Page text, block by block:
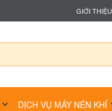
GIỚI THIỆU
DỊCH VỤ MÁY NÉN KHÍ